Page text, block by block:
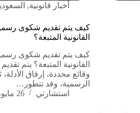
أخبار قانونية,
كيف يتم تقديم شكوى
القانونية المتبعة؟
كيف يتم تقديم شكوى
القانونية المتبعة؟ يتم
وقائع محددة، إرفاق
الرسمية، وقد تتطور…
استشارتي
26 مايو، 2026